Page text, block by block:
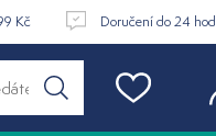
Kč Doručení do 24 hod